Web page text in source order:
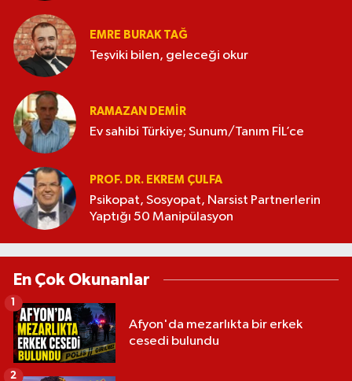
EMRE BURAK TAĞ
Teşviki bilen, geleceği okur
RAMAZAN DEMİR
Ev sahibi Türkiye; Sunum/Tanım FİL’ce
PROF. DR. EKREM ÇULFA
Psikopat, Sosyopat, Narsist Partnerlerin
Yaptığı 50 Manipülasyon
En Çok Okunanlar
Afyon'da mezarlıkta bir erkek
cesedi bulundu
1
2